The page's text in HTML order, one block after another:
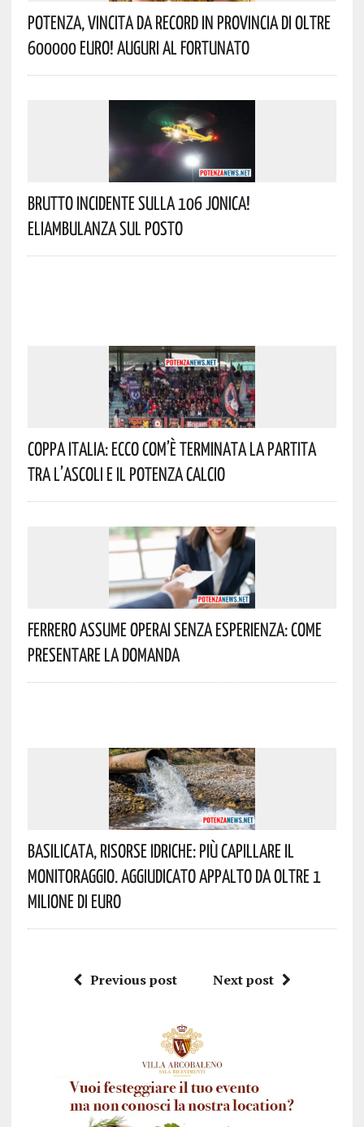
Potenza, Vincita Da Record In Provincia Di Oltre
600000 Euro! Auguri Al Fortunato
Brutto Incidente Sulla 106 Jonica!
Eliambulanza Sul Posto
Coppa Italia: Ecco Com’è Terminata La Partita
Tra L’Ascoli E Il Potenza Calcio
Ferrero Assume Operai Senza Esperienza: Come
Presentare La Domanda
Basilicata, Risorse Idriche: Più Capillare Il
Monitoraggio. Aggiudicato Appalto Da Oltre 1
Milione Di Euro
Previous post Next post